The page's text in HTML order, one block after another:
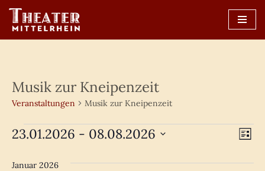
Zum
Musik zur Kneipenzeit
Veranstaltungen Musik zur Kneipenzeit
Liste
23.01.2026 - 08.08.2026
wählen.
Januar 2026